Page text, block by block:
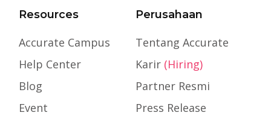
Resources
Accurate Campus
Help Center
Blog
Event
Perusahaan
Tentang Accurate
Karir (Hiring)
Partner Resmi
Press Release